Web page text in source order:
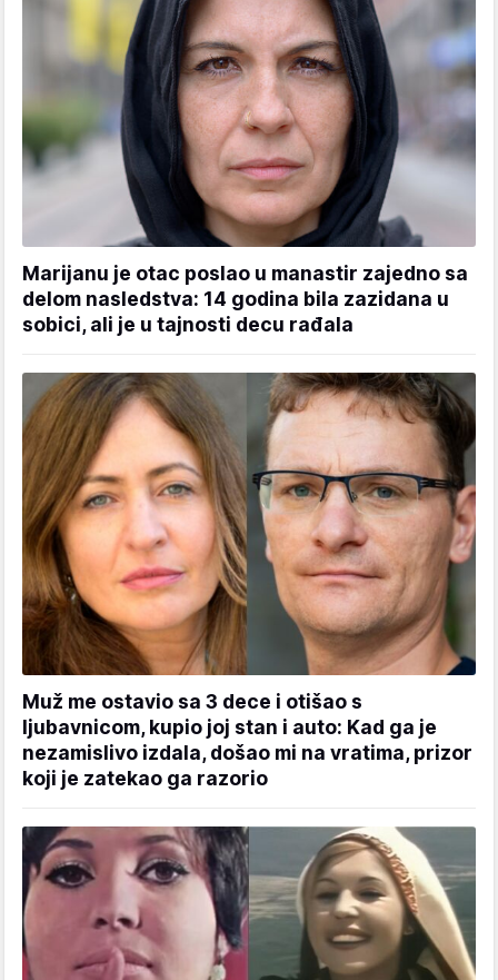
Marijanu je otac poslao u manastir zajedno sa
delom nasledstva: 14 godina bila zazidana u
sobici, ali je u tajnosti decu rađala
Muž me ostavio sa 3 dece i otišao s
ljubavnicom, kupio joj stan i auto: Kad ga je
nezamislivo izdala, došao mi na vratima, prizor
koji je zatekao ga razorio